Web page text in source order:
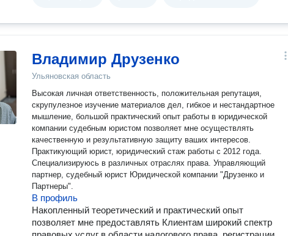
Владимир Друзенко
Ульяновская область
Высокая личная ответственность, положительная репутация,
скрупулезное изучение материалов дел, гибкое и нестандартное
мышление, большой практический опыт работы в юридической
компании судебным юристом позволяет мне осуществлять
качественную и результативную защиту ваших интересов.
Практикующий юрист, юридический стаж работы с 2012 года.
Специализируюсь в различных отраслях права. Управляющий
партнер, судебный юрист Юридической компании "Друзенко и
Партнеры".
В профиль
Накопленный теоретический и практический опыт
позволяет мне предоставлять Клиентам широкий спектр